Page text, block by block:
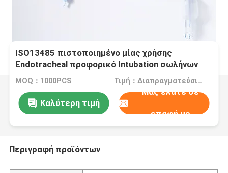
ISO13485 πιστοποιημένο μίας χρήσης
Endotracheal προφορικό Intubation σωλήνων
MOQ：1000PCS Τιμή：Διαπραγματεύσιμα
Καλύτερη τιμή
Μας ελάτε σε
επαφή με
Περιγραφή προϊόντων